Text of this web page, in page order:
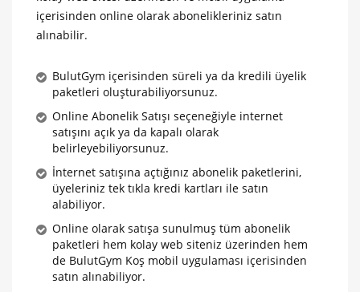
içerisinden online olarak abonelikleriniz satın
alınabilir.
BulutGym içerisinden süreli ya da kredili üyelik
paketleri oluşturabiliyorsunuz.
Online Abonelik Satışı seçeneğiyle internet
satışını açık ya da kapalı olarak
belirleyebiliyorsunuz.
İnternet satışına açtığınız abonelik paketlerini,
üyeleriniz tek tıkla kredi kartları ile satın
alabiliyor.
Online olarak satışa sunulmuş tüm abonelik
paketleri hem kolay web siteniz üzerinden hem
de BulutGym Koş mobil uygulaması içerisinden
satın alınabiliyor.